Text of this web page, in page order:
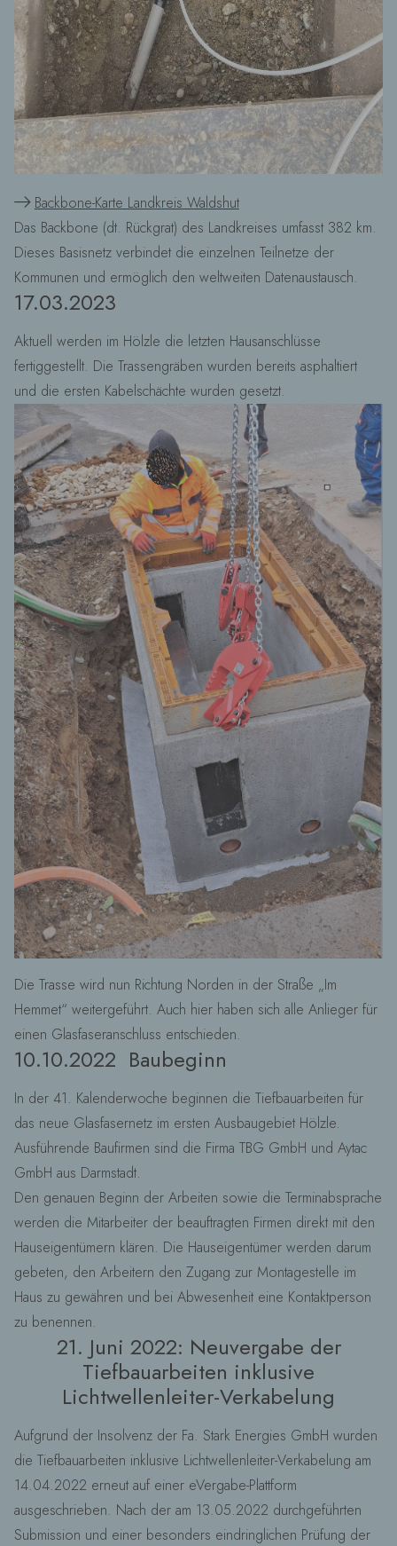
Backbone-Karte Landkreis Waldshut
Das Backbone (dt. Rückgrat) des Landkreises umfasst 382 km.
Dieses Basisnetz verbindet die einzelnen Teilnetze der
Kommunen und ermöglich den weltweiten Datenaustausch.
17.03.2023
Aktuell werden im Hölzle die letzten Hausanschlüsse
fertiggestellt. Die Trassengräben wurden bereits asphaltiert
und die ersten Kabelschächte wurden gesetzt.
Die Trasse wird nun Richtung Norden in der Straße „Im
Hemmet“ weitergeführt. Auch hier haben sich alle Anlieger für
einen Glasfaseranschluss entschieden.
10.10.2022 Baubeginn
In der 41. Kalenderwoche beginnen die Tiefbauarbeiten für
das neue Glasfasernetz im ersten Ausbaugebiet Hölzle.
Ausführende Baufirmen sind die Firma TBG GmbH und Aytac
GmbH aus Darmstadt.
Den genauen Beginn der Arbeiten sowie die Terminabsprache
werden die Mitarbeiter der beauftragten Firmen direkt mit den
Hauseigentümern klären. Die Hauseigentümer werden darum
gebeten, den Arbeitern den Zugang zur Montagestelle im
Haus zu gewähren und bei Abwesenheit eine Kontaktperson
zu benennen.
21. Juni 2022: Neuvergabe der
Tiefbauarbeiten inklusive
Lichtwellenleiter-Verkabelung
Aufgrund der Insolvenz der Fa. Stark Energies GmbH wurden
die Tiefbauarbeiten inklusive Lichtwellenleiter-Verkabelung am
14.04.2022 erneut auf einer eVergabe-Plattform
ausgeschrieben. Nach der am 13.05.2022 durchgeführten
Submission und einer besonders eindringlichen Prüfung der